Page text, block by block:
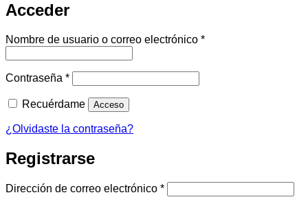
Acceder
Nombre de usuario o correo electrónico *Obligatorio
Contraseña *Obligatorio
Recuérdame Acceso
¿Olvidaste la contraseña?
Registrarse
Dirección de correo electrónico *Obligatorio